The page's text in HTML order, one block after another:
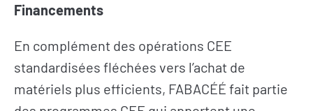
Financements
En complément des opérations CEE
standardisées fléchées vers l’achat de
matériels plus efficients, FABACÉÉ fait partie